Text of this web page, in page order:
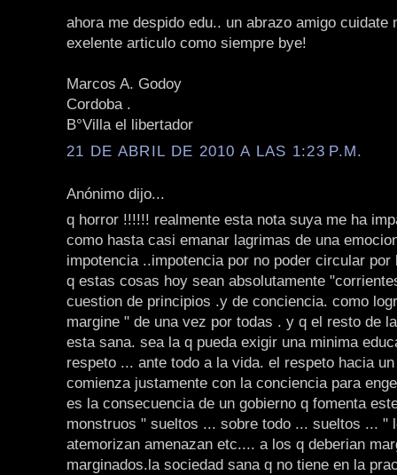
ahora me despido edu.. un abrazo amigo cuidate
exelente articulo como siempre bye!
Marcos A. Godoy
Cordoba .
B°Villa el libertador
21 DE ABRIL DE 2010 A LAS 1:23 P.M.
Anónimo dijo...
q horror !!!!!! realmente esta nota suya me ha
como hasta casi emanar lagrimas de una
impotencia ..impotencia por no poder circular por
q estas cosas hoy sean absolutamente
cuestion de principios .y de conciencia. como
margine " de una vez por todas . y q el resto de
esta sana. sea la q pueda exigir una minima
respeto ... ante todo a la vida. el respeto hacia
comienza justamente con la conciencia para
es la consecuencia de un gobierno q fomenta
monstruos " sueltos ... sobre todo ... sueltos ... "
atemorizan amenazan etc.... a los q deberian
marginados.la sociedad sana q no tiene en la